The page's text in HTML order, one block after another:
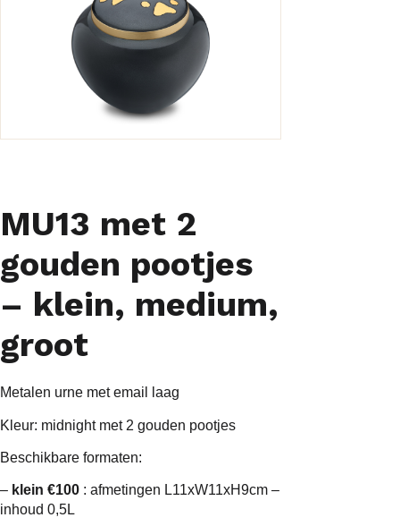
MU13 met 2
gouden pootjes
– klein, medium,
groot
Metalen urne met email laag
Kleur: midnight met 2 gouden pootjes
Beschikbare formaten:
– klein €100 : afmetingen L11xW11xH9cm –
inhoud 0,5L